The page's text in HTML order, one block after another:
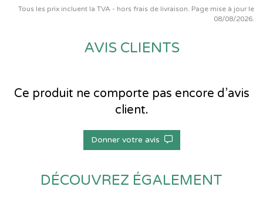
Tous les prix incluent la TVA - hors frais de livraison. Page mise à jour le
08/08/2026.
AVIS CLIENTS
Ce produit ne comporte pas encore d’avis
client.
Donner votre avis
DÉCOUVREZ ÉGALEMENT